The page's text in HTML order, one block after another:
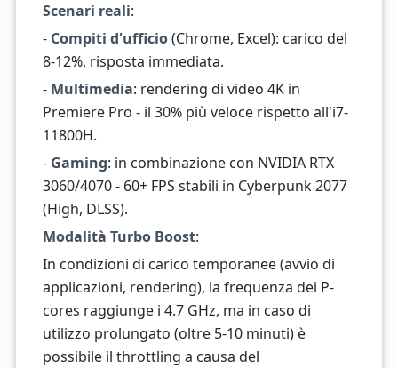
Scenari reali:
- Compiti d'ufficio(Chrome, Excel): carico del
8-12%, risposta immediata.
- Multimedia: rendering di video 4K in
Premiere Pro - il 30% più veloce rispetto all'i7-
11800H.
- Gaming: in combinazione con NVIDIA RTX
3060/4070 - 60+ FPS stabili in Cyberpunk 2077
(High, DLSS).
Modalità Turbo Boost:
In condizioni di carico temporanee (avvio di
applicazioni, rendering), la frequenza dei P-
cores raggiunge i 4.7 GHz, ma in caso di
utilizzo prolungato (oltre 5-10 minuti) è
possibile il throttling a causa del